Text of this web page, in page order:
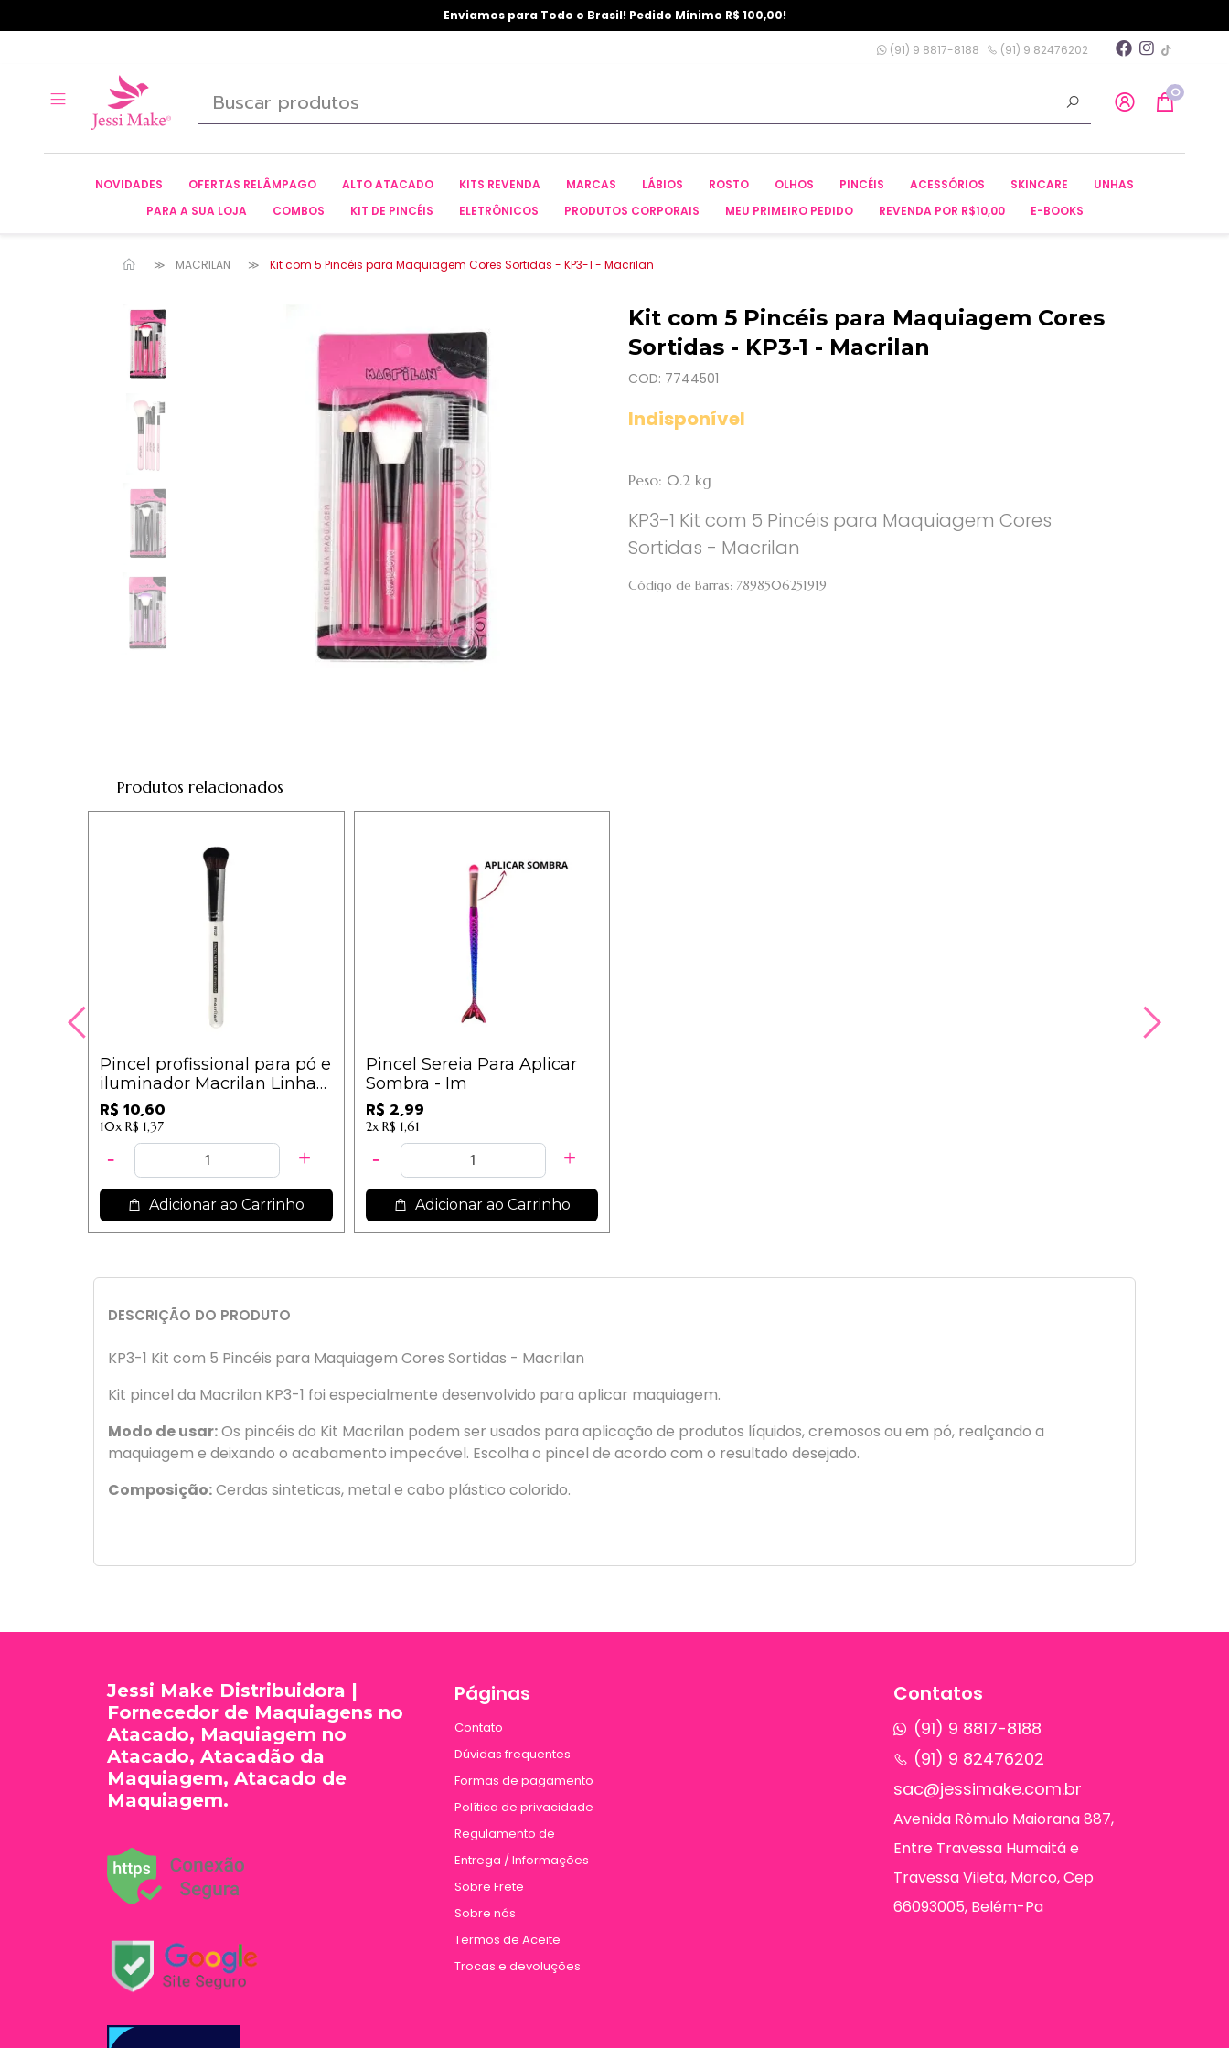
Enviamos para Todo o Brasil! Pedido Mínimo R$ 100,00!
(91) 9 8817-8188 (91) 9 82476202
0
NOVIDADES OFERTAS RELÂMPAGO ALTO ATACADO KITS REVENDA MARCAS LÁBIOS ROSTO OLHOS PINCÉIS ACESSÓRIOS SKINCARE
UNHAS
PARA A SUA LOJA
COMBOS KIT DE PINCÉIS ELETRÔNICOS PRODUTOS CORPORAIS MEU PRIMEIRO PEDIDO REVENDA POR R$10,00 E-BOOKS
MACRILAN Kit com 5 Pincéis para Maquiagem Cores Sortidas - KP3-1 - Macrilan
Kit com 5 Pincéis para Maquiagem Cores
Sortidas - KP3-1 - Macrilan
COD: 7744501
Indisponível
Peso: 0.2 kg
KP3-1 Kit com 5 Pincéis para Maquiagem Cores
Sortidas - Macrilan
Código de Barras: 7898506251919
Produtos relacionados
Pincel profissional para pó e
iluminador Macrilan Linha
W - W122
R$ 10,60
10x R$ 1,37
Adicionar ao Carrinho
Pincel Sereia Para Aplicar
Sombra - Im
R$ 2,99
2x R$ 1,61
Adicionar ao Carrinho
DESCRIÇÃO DO PRODUTO
KP3-1 Kit com 5 Pincéis para Maquiagem Cores Sortidas - Macrilan
Kit pincel da Macrilan KP3-1 foi especialmente desenvolvido para aplicar maquiagem.
Modo de usar:Os pincéis do Kit Macrilan podem ser usados para aplicação de produtos líquidos, cremosos ou em pó, realçando a
maquiagem e deixando o acabamento impecável. Escolha o pincel de acordo com o resultado desejado.
Composição:Cerdas sinteticas, metal e cabo plástico colorido.
Contatos
(91) 9 8817-8188
(91) 9 82476202
sac@jessimake.com.br
Avenida Rômulo Maiorana 887,
Entre Travessa Humaitá e
Travessa Vileta, Marco, Cep
66093005, Belém-Pa
Páginas
Contato
Dúvidas frequentes
Formas de pagamento
Política de privacidade
Regulamento de
Entrega / Informações
Sobre Frete
Sobre nós
Termos de Aceite
Trocas e devoluções
Jessi Make Distribuidora |
Fornecedor de Maquiagens no
Atacado, Maquiagem no
Atacado, Atacadão da
Maquiagem, Atacado de
Maquiagem.